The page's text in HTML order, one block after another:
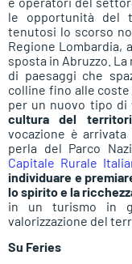
le opportunità del
tenutosi lo scorso
Regione Lombardia,
sposta in Abruzzo.
di paesaggi che
colline fino alle
per un nuovo tipo
cultura del
vocazione è
perla del Parco
Capitale Rurale
individuare e
lo spirito e la
in un turismo in
valorizzazione del
Su Feries